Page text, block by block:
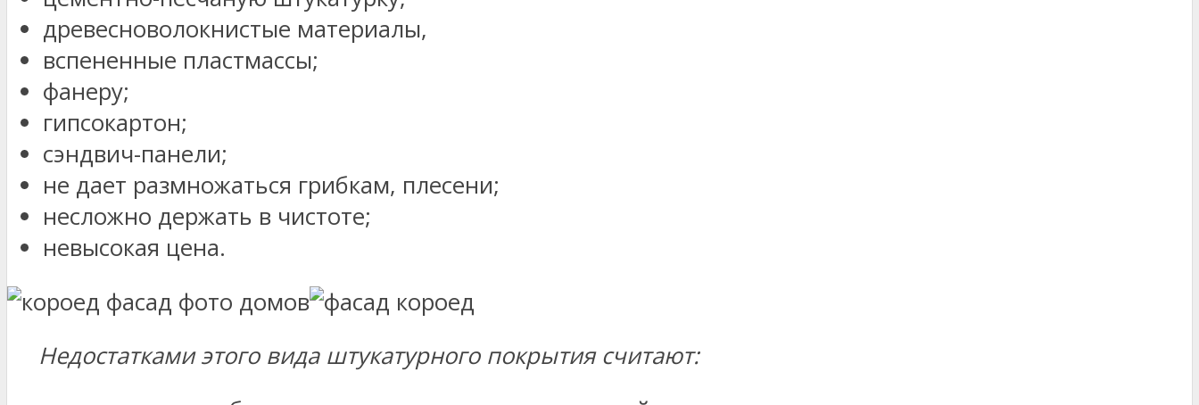
древесноволокнистые материалы,
вспененные пластмассы;
фанеру;
гипсокартон;
сэндвич-панели;
не дает размножаться грибкам, плесени;
несложно держать в чистоте;
невысокая цена.
Недостатками этого вида штукатурного покрытия считают: